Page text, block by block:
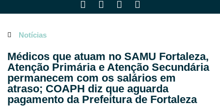
Notícias
Médicos que atuam no SAMU Fortaleza,
Atenção Primária e Atenção Secundária
permanecem com os salários em
atraso; COAPH diz que aguarda
pagamento da Prefeitura de Fortaleza